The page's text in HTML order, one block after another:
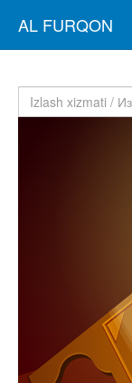
AL FURQON